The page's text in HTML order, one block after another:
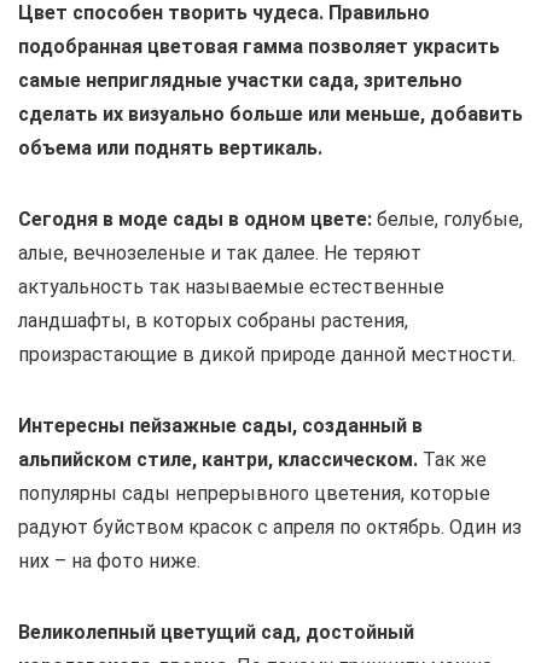
Цвет способен творить чудеса. Правильно
подобранная цветовая гамма позволяет украсить
самые неприглядные участки сада, зрительно
сделать их визуально больше или меньше, добавить
объема или поднять вертикаль.
Сегодня в моде сады в одном цвете: белые, голубые,
алые, вечнозеленые и так далее. Не теряют
актуальность так называемые естественные
ландшафты, в которых собраны растения,
произрастающие в дикой природе данной местности.
Интересны пейзажные сады, созданный в
альпийском стиле, кантри, классическом. Так же
популярны сады непрерывного цветения, которые
радуют буйством красок с апреля по октябрь. Один из
них – на фото ниже.
Великолепный цветущий сад, достойный